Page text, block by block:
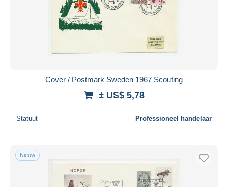
Cover / Postmark Sweden 1967 Scouting
± US$ 5,78
Statuut Professioneel handelaar
Nieuw